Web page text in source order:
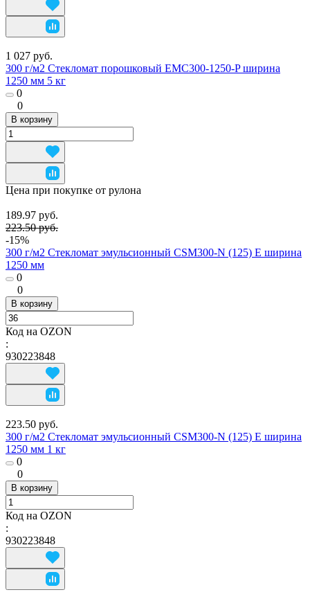
1 027 руб.
300 г/м2 Стекломат порошковый EMC300-1250-P ширина
1250 мм 5 кг
0
0
В корзину
Цена при покупке от рулона
189.97 руб.
223.50 руб.
-15%
300 г/м2 Стекломат эмульсионный CSM300-N (125) E ширина
1250 мм
0
0
В корзину
Код на OZON
:
930223848
223.50 руб.
300 г/м2 Стекломат эмульсионный CSM300-N (125) E ширина
1250 мм 1 кг
0
0
В корзину
Код на OZON
:
930223848